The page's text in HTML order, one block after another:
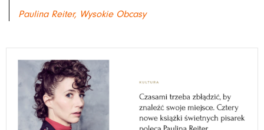
Paulina Reiter, Wysokie Obcasy